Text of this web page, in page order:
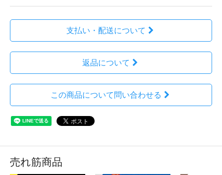
支払い・配送について
返品について
この商品について問い合わせる
売れ筋商品